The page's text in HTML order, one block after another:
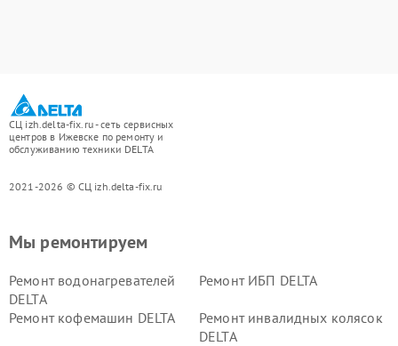
СЦ izh.delta-fix.ru - сеть сервисных
центров в Ижевске по ремонту и
обслуживанию техники DELTA
2021-2026 © СЦ izh.delta-fix.ru
Мы ремонтируем
Ремонт водонагревателей
DELTA
Ремонт ИБП DELTA
Ремонт кофемашин DELTA
Ремонт инвалидных колясок
DELTA